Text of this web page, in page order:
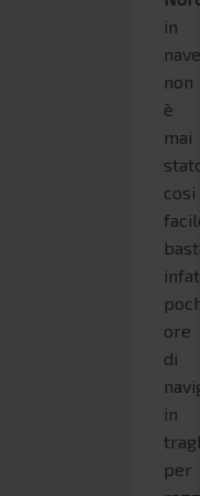
in
non
è
mai
cosi
ore
di
in
per